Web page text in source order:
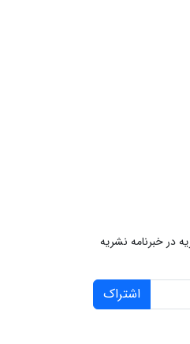
در خبرنامه نشریه
اشتراک